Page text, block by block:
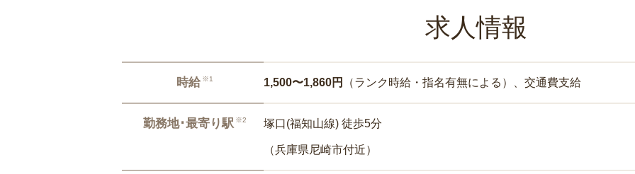
求人情報
時給 ※1 1,500〜1,860円 （ランク時給・指名有無による）、交通費支給
勤務地･最寄り駅 ※2 塚口(福知山線) 徒歩5分
（兵庫県尼崎市付近）